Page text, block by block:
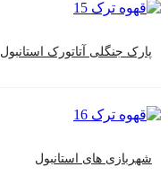
پارک جنگلی آتاتورک استانبول
شهربازی های استانبول